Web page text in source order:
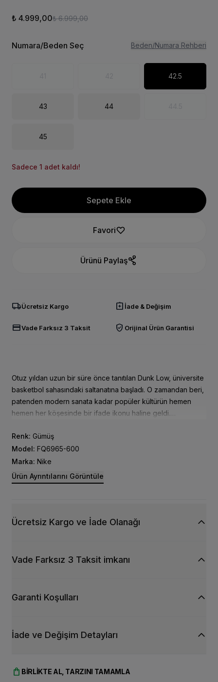
₺ 4.999,00₺ 6.999,00
Numara/Beden Seç Beden/Numara Rehberi
42.5
43 44
45
Sadece 1 adet kaldı!
Sepete Ekle
Favori
Ürünü Paylaş
local_shippingÜcretsiz Kargo assignment_return İade & Değişim
credit_cardVade Farksız 3 Taksit verified_user Orijinal Ürün Garantisi
Otuz yıldan uzun bir süre önce tanıtılan Dunk Low, üniversite
basketbol sahasındaki saltanatına başladı. O zamandan beri,
patenden modern sanata kadar popüler kültürün hemen
hemen her köşesinde bir ifade ikonu haline geldi.
olarak da bilinir) Dunk'a geri dönen silüet, artık tanıdık
Varsity Kırmızı ve Gümüş renklendirmesiyle geri dönüyor.
Renk: Gümüş
Model: FQ6965-600
Marka: Nike
Ürün Ayrıntılarını Görüntüle
Ücretsiz Kargo ve İade Olanağı
Vade Farksız 3 Taksit imkanı
Garanti Koşulları
İade ve Değişim Detayları
shopping_bag BIRLIKTE AL, TARZINI TAMAMLA